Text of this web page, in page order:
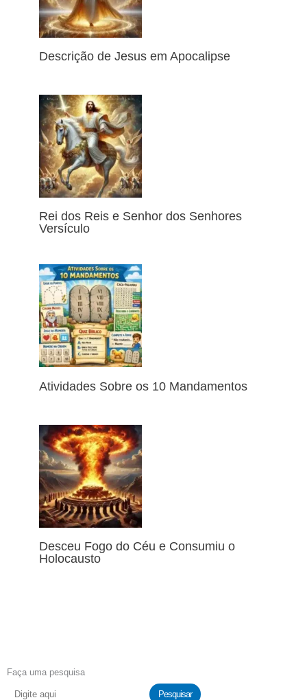
Descrição de Jesus em Apocalipse
Rei dos Reis e Senhor dos Senhores
Versículo
Atividades Sobre os 10 Mandamentos
Desceu Fogo do Céu e Consumiu o
Holocausto
Faça uma pesquisa
Pesquisar